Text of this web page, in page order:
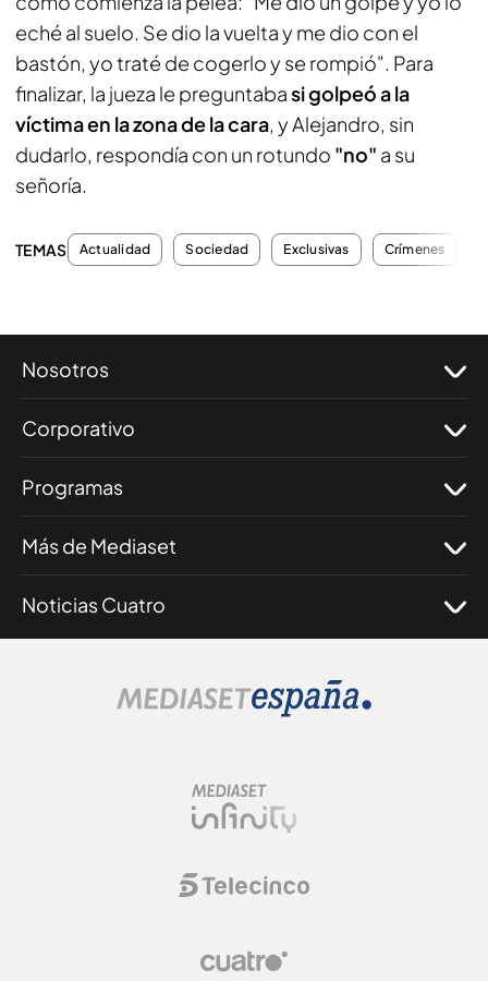
eché al suelo. Se dio la vuelta y me dio con el
bastón, yo traté de cogerlo y se rompió". Para
finalizar, la jueza le preguntabasi golpeó a la
víctima en la zona de la cara, y Alejandro, sin
dudarlo, respondía con un rotundo "no" a su
señoría.
TEMAS Actualidad Sociedad Exclusivas Crímenes
Nosotros
Corporativo
Programas
Más de Mediaset
Noticias Cuatro